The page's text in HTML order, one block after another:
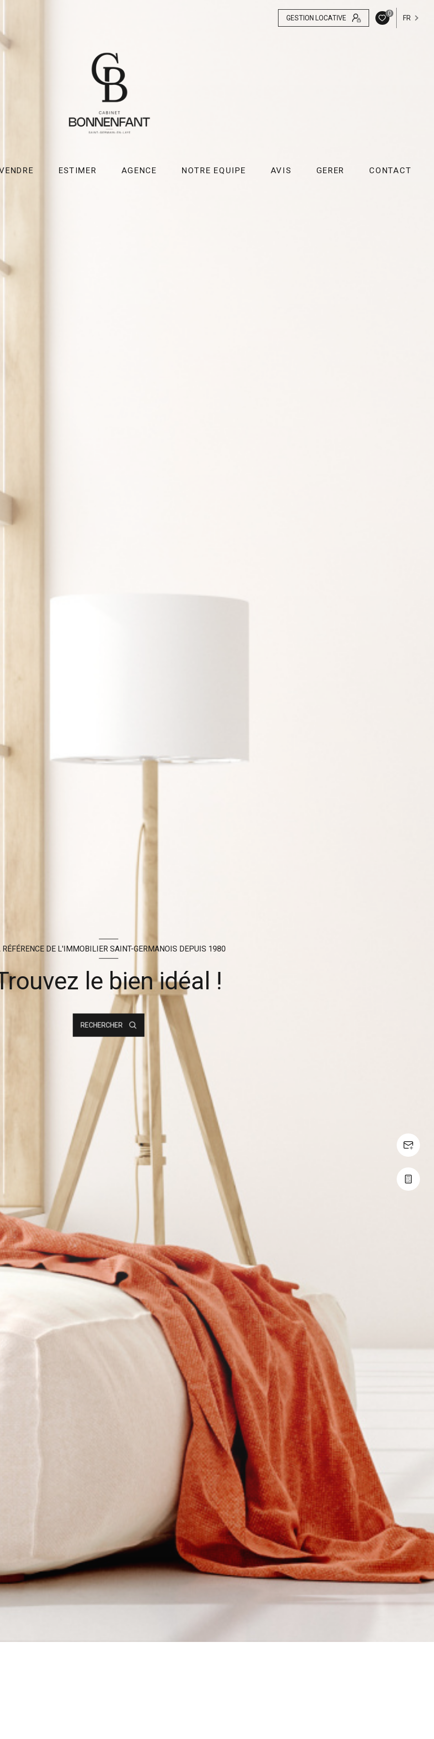
GESTION LOCATIVE
0
FR
ESTIMER AGENCE NOTRE EQUIPE AVIS GERER CONTACT
RÉFÉRENCE DE L'IMMOBILIER SAINT-GERMANOIS DEPUIS 1980
le bien idéal !
RECHERCHER